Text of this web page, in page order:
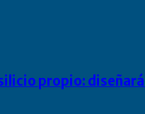
propio: